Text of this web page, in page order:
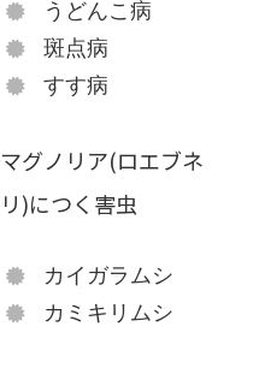
うどんこ病
斑点病
すす病
マグノリア(ロエブネ
リ)につく害虫
カイガラムシ
カミキリムシ